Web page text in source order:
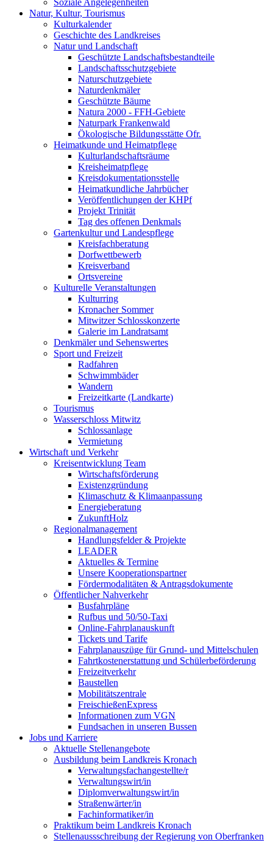
Soziale Angelegenheiten
Natur, Kultur, Tourismus
Kulturkalender
Geschichte des Landkreises
Natur und Landschaft
Geschützte Landschaftsbestandteile
Landschaftsschutzgebiete
Naturschutzgebiete
Naturdenkmäler
Geschützte Bäume
Natura 2000 - FFH-Gebiete
Naturpark Frankenwald
Ökologische Bildungsstätte Ofr.
Heimatkunde und Heimatpflege
Kulturlandschaftsräume
Kreisheimatpflege
Kreisdokumentationsstelle
Heimatkundliche Jahrbücher
Veröffentlichungen der KHPf
Projekt Trinität
Tag des offenen Denkmals
Gartenkultur und Landespflege
Kreisfachberatung
Dorfwettbewerb
Kreisverband
Ortsvereine
Kulturelle Veranstaltungen
Kulturring
Kronacher Sommer
Mitwitzer Schlosskonzerte
Galerie im Landratsamt
Denkmäler und Sehenswertes
Sport und Freizeit
Radfahren
Schwimmbäder
Wandern
Freizeitkarte (Landkarte)
Tourismus
Wasserschloss Mitwitz
Schlossanlage
Vermietung
Wirtschaft und Verkehr
Kreisentwicklung Team
Wirtschaftsförderung
Existenzgründung
Klimaschutz & Klimaanpassung
Energieberatung
ZukunftHolz
Regionalmanagement
Handlungsfelder & Projekte
LEADER
Aktuelles & Termine
Unsere Kooperationspartner
Fördermodalitäten & Antragsdokumente
Öffentlicher Nahverkehr
Busfahrpläne
Rufbus und 50/50-Taxi
Online-Fahrplanauskunft
Tickets und Tarife
Fahrplanauszüge für Grund- und Mittelschulen
Fahrtkostenerstattung und Schülerbeförderung
Freizeitverkehr
Baustellen
Mobilitätszentrale
FreischießenExpress
Informationen zum VGN
Fundsachen in unseren Bussen
Jobs und Karriere
Aktuelle Stellenangebote
Ausbildung beim Landkreis Kronach
Verwaltungsfachangestellte/r
Verwaltungswirt/in
Diplomverwaltungswirt/in
Straßenwärter/in
Fachinformatiker/in
Praktikum beim Landkreis Kronach
Stellenaussschreibung der Regierung von Oberfranken